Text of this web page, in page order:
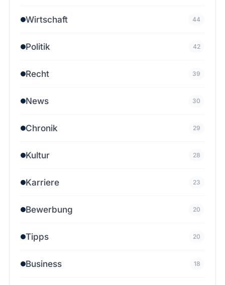
Wirtschaft 44
Politik 42
Recht 39
News 30
Chronik 29
Kultur 28
Karriere 23
Bewerbung 20
Tipps 20
Business 18